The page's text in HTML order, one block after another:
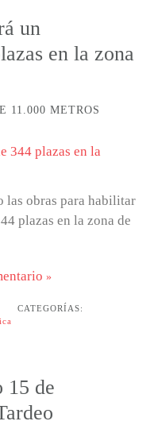
un
en la zona
11.000 METROS
las obras para habilitar
plazas en la zona de
CATEGORÍAS:
15 de